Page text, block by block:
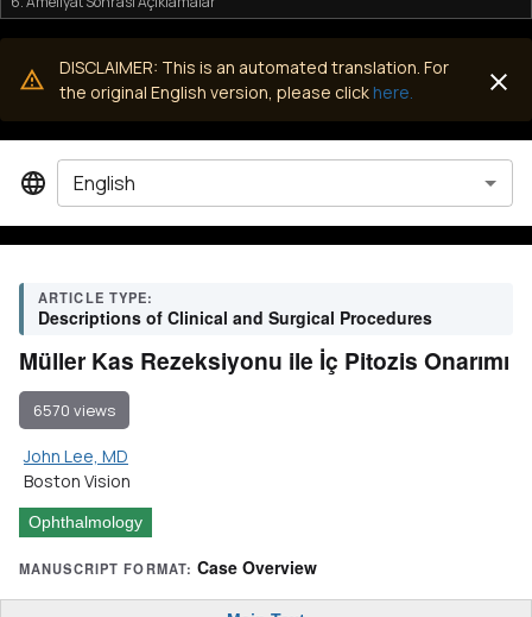
DISCLAIMER: This is an automated translation. For
the original English version, please click here.
ARTICLE TYPE:
Descriptions of Clinical and Surgical Procedures
Müller Kas Rezeksiyonu ile İç Pitozis Onarımı
6570 views
John Lee, MD
Boston Vision
Ophthalmology
MANUSCRIPT FORMAT: Case Overview
English